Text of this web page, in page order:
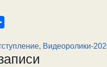
п
р
, Видеоролики-